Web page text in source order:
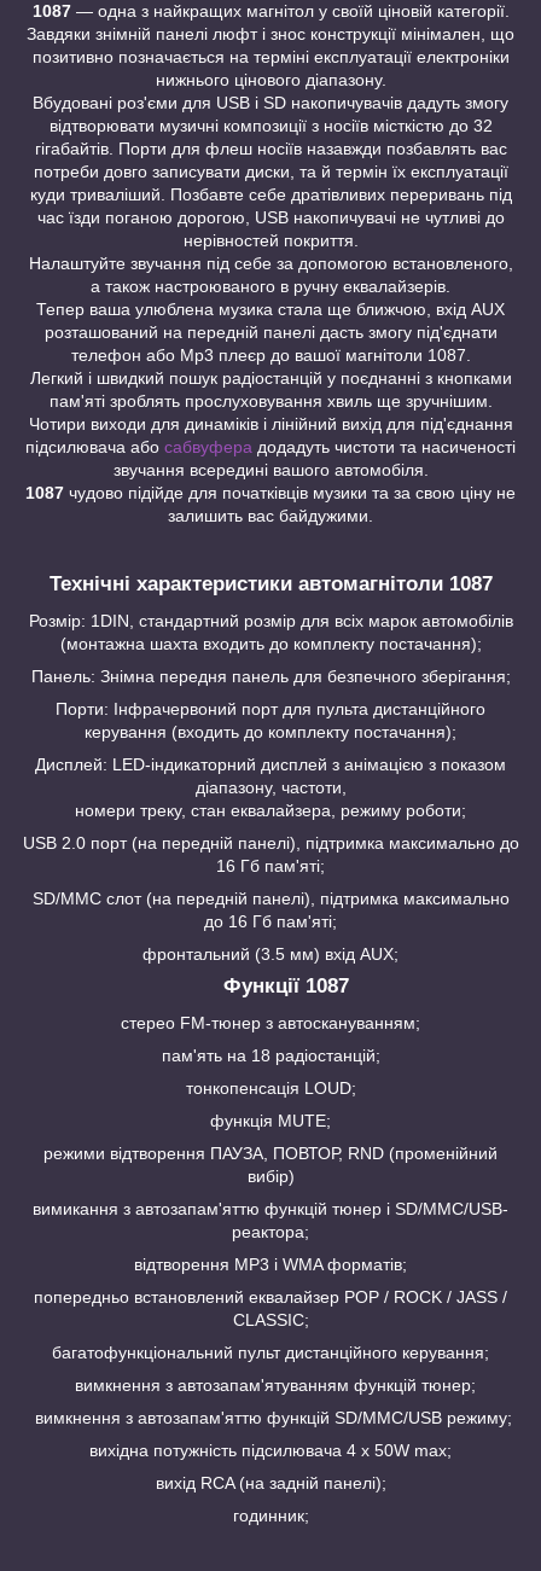
1087 — одна з найкращих магнітол у своїй ціновій категорії.
Завдяки знімній панелі люфт і знос конструкції мінімален, що
позитивно позначається на терміні експлуатації електроніки
нижнього цінового діапазону.
Вбудовані роз'єми для USB і SD накопичувачів дадуть змогу
відтворювати музичні композиції з носіїв місткістю до 32
гігабайтів. Порти для флеш носіїв назавжди позбавлять вас
потреби довго записувати диски, та й термін їх експлуатації
куди триваліший. Позбавте себе дратівливих переривань під
час їзди поганою дорогою, USB накопичувачі не чутливі до
нерівностей покриття.
Налаштуйте звучання під себе за допомогою встановленого,
а також настроюваного в ручну еквалайзерів.
Тепер ваша улюблена музика стала ще ближчою, вхід AUX
розташований на передній панелі дасть змогу під'єднати
телефон або Mp3 плеєр до вашої магнітоли 1087.
Легкий і швидкий пошук радіостанцій у поєднанні з кнопками
пам'яті зроблять прослуховування хвиль ще зручнішим.
Чотири виходи для динаміків і лінійний вихід для під'єднання
підсилювача або сабвуфера додадуть чистоти та насиченості
звучання всередині вашого автомобіля.
1087 чудово підійде для початківців музики та за свою ціну не
залишить вас байдужими.
Технічні характеристики автомагнітоли 1087
Розмір: 1DIN, стандартний розмір для всіх марок автомобілів
(монтажна шахта входить до комплекту постачання);
Панель: Знімна передня панель для безпечного зберігання;
Порти: Інфрачервоний порт для пульта дистанційного
керування (входить до комплекту постачання);
Дисплей: LED-індикаторний дисплей з анімацією з показом
діапазону, частоти,
номери треку, стан еквалайзера, режиму роботи;
USB 2.0 порт (на передній панелі), підтримка максимально до
16 Гб пам'яті;
SD/MMC слот (на передній панелі), підтримка максимально
до 16 Гб пам'яті;
фронтальний (3.5 мм) вхід AUX;
Функції 1087
стерео FM-тюнер з автоскануванням;
пам'ять на 18 радіостанцій;
тонкопенсація LOUD;
функція MUTE;
режими відтворення ПАУЗА, ПОВТОР, RND (променійний
вибір)
вимикання з автозапам'яттю функцій тюнер і SD/MMC/USB-
реактора;
відтворення МР3 і WMA форматів;
попередньо встановлений еквалайзер POP / ROCK / JASS /
CLASSIC;
багатофункціональний пульт дистанційного керування;
вимкнення з автозапам'ятуванням функцій тюнер;
вимкнення з автозапам'яттю функцій SD/MMC/USB режиму;
вихідна потужність підсилювача 4 х 50W max;
вихід RCA (на задній панелі);
годинник;